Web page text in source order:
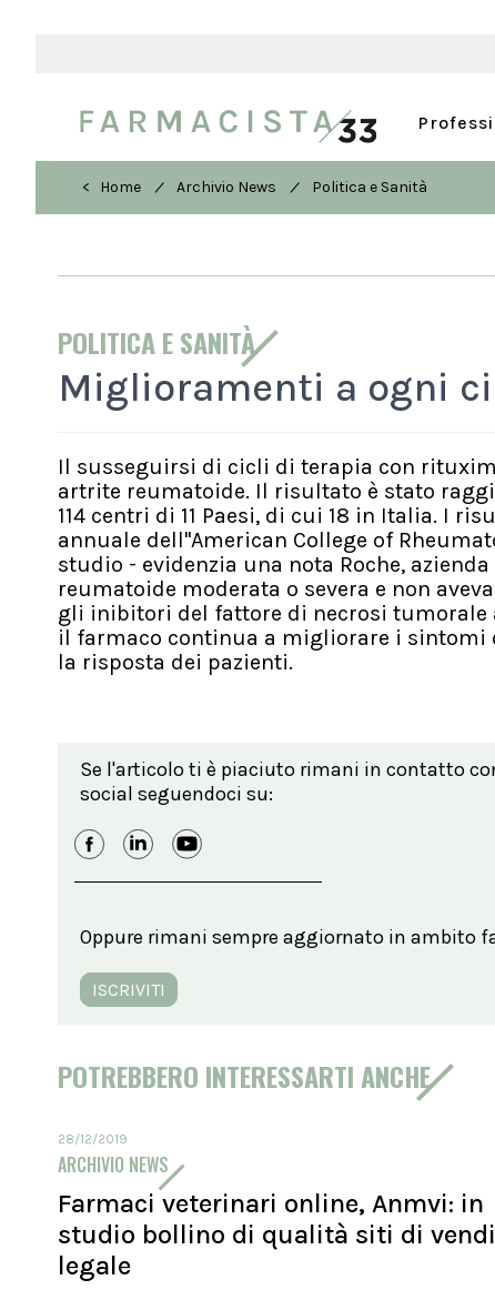
< Home / Archivio News / Politica e Sanità
POLITICA E SANITÀ
Miglioramenti a ogni
Il susseguirsi di cicli di terapia con
artrite reumatoide. Il risultato è stato
114 centri di 11 Paesi, di cui 18 in Italia. I
annuale dell''American College of
studio - evidenzia una nota Roche,
reumatoide moderata o severa e non
gli inibitori del fattore di necrosi tumorale
il farmaco continua a migliorare i sintomi
la risposta dei pazienti.
Se l'articolo ti è piaciuto rimani in contatto
social seguendoci su:
Oppure rimani sempre aggiornato in ambito
ISCRIVITI
POTREBBERO INTERESSARTI ANCHE
28/12/2019
ARCHIVIO NEWS
Farmaci veterinari online, Anmvi: in
studio bollino di qualità siti di
legale